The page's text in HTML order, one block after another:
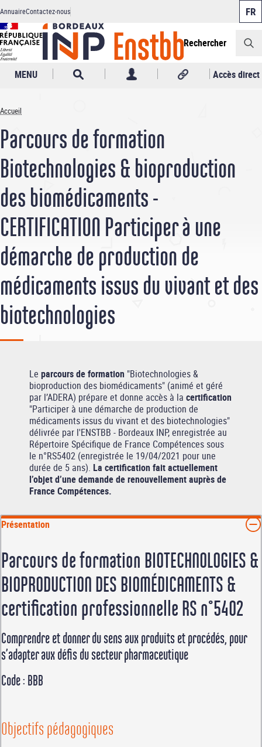
Aller
au
contenu
principal
Header
AnnuaireContactez-nous
Rechercher
MENU Accès direct
Fil
d'Ariane
Accueil
Parcours de formation
Biotechnologies & bioproduction
des biomédicaments -
CERTIFICATION Participer à une
démarche de production de
médicaments issus du vivant et des
biotechnologies
Le parcours de formation "Biotechnologies &
bioproduction des biomédicaments" (animé et géré
par l’ADERA) prépare et donne accès à la certification
"Participer à une démarche de production de
médicaments issus du vivant et des biotechnologies"
délivrée par l'ENSTBB - Bordeaux INP, enregistrée au
Répertoire Spécifique de France Compétences sous
le n°RS5402 (enregistrée le 19/04/2021 pour une
durée de 5 ans). La certification fait actuellement
l’objet d’une demande de renouvellement auprès de
France Compétences.
Présentation
Parcours de formation BIOTECHNOLOGIES &
BIOPRODUCTION DES BIOMÉDICAMENTS &
certification professionnelle RS n°5402
Comprendre et donner du sens aux produits et procédés, pour
s’adapter aux défis du secteur pharmaceutique
Code : BBB
Objectifs pédagogiques
Panneau de gestion des cookies